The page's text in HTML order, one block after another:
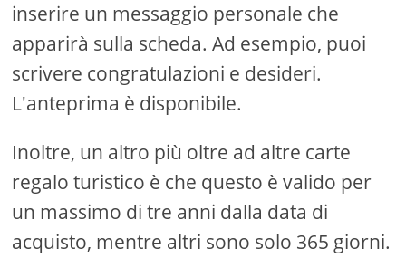
inserire un messaggio personale che
apparirà sulla scheda. Ad esempio, puoi
scrivere congratulazioni e desideri.
L'anteprima è disponibile.
Inoltre, un altro più oltre ad altre carte
regalo turistico è che questo è valido per
un massimo di tre anni dalla data di
acquisto, mentre altri sono solo 365 giorni.